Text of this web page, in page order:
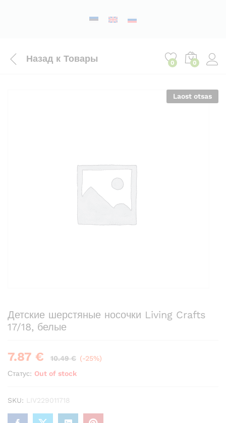
Назад к Товары 0 0
Laost otsas
Детские шерстяные носочки Living Crafts
17/18, белые
7.87 € 10.49€ (-25%)
Статус: Out of stock
SKU: LIV229011718